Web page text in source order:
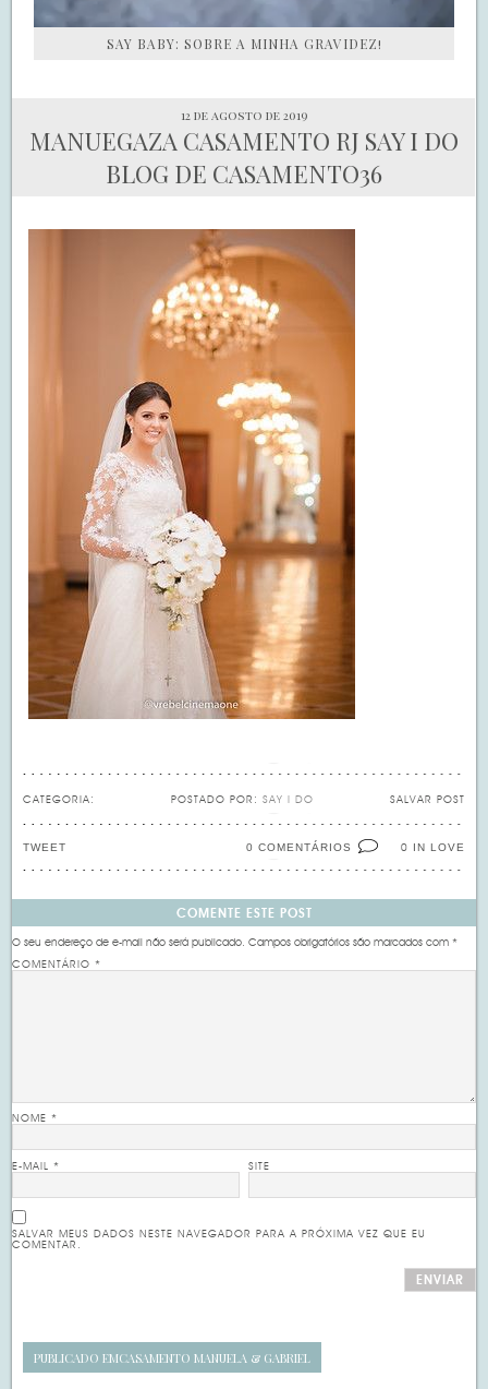
SAY BABY: SOBRE A MINHA GRAVIDEZ!
12 de agosto de 2019
MANUEGAZA CASAMENTO RJ SAY I DO
BLOG DE CASAMENTO36
CATEGORIA: SALVAR POST
POSTADO POR: SAY I DO
0 IN LOVE
0 COMENTÁRIOS
TWEET
COMENTE ESTE POST
O seu endereço de e-mail não será publicado. Campos obrigatórios são marcados com*
COMENTÁRIO*
NOME*
E-MAIL* SITE
SALVAR MEUS DADOS NESTE NAVEGADOR PARA A PRÓXIMA VEZ QUE EU
COMENTAR.
PUBLICADO EMCASAMENTO MANUELA & GABRIEL